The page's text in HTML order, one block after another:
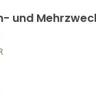
und
¦ Maße (cm):